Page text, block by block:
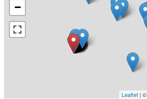
−
Leaflet | ©